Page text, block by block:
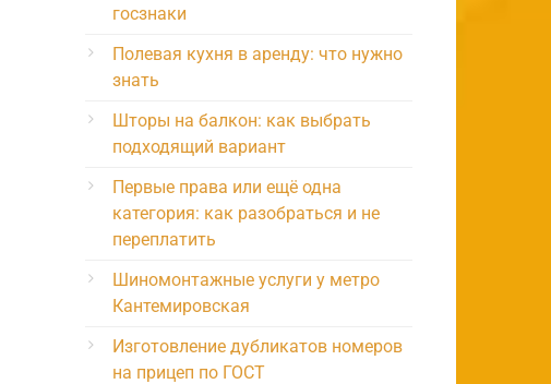
госзнаки
Полевая кухня в аренду: что нужно
знать
Шторы на балкон: как выбрать
подходящий вариант
Первые права или ещё одна
категория: как разобраться и не
переплатить
Шиномонтажные услуги у метро
Кантемировская
Изготовление дубликатов номеров
на прицеп по ГОСТ